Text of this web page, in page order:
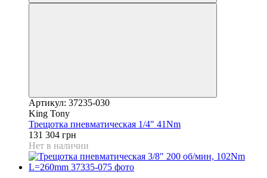
Артикул: 37235-030
King Tony
Трещотка пневматическая 1/4" 41Nm
131 304 грн
Нет в наличии